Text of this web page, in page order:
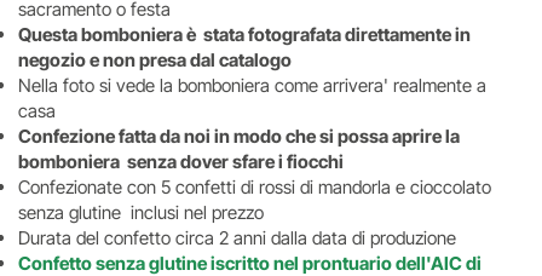
sacramento o festa
Questa bomboniera è stata fotografata direttamente in
negozio e non presa dal catalogo
Nella foto si vede la bomboniera come arrivera' realmente a
casa
Confezione fatta da noi in modo che si possa aprire la
bomboniera senza dover sfare i fiocchi
Confezionate con 5 confetti di rossi di mandorla e cioccolato
senza glutine inclusi nel prezzo
Durata del confetto circa 2 anni dalla data di produzione
Confetto senza glutine iscritto nel prontuario dell'AIC di